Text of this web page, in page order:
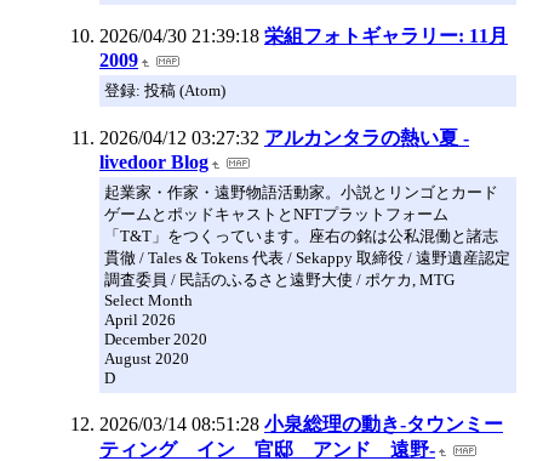
2026/04/30 21:39:18 栄組フォトギャラリー: 11月
2009
登録: 投稿 (Atom)
2026/04/12 03:27:32 アルカンタラの熱い夏 -
livedoor Blog
起業家・作家・遠野物語活動家。小説とリンゴとカード
ゲームとポッドキャストとNFTプラットフォーム
「T&T」をつくっています。座右の銘は公私混働と諸志
貫徹 / Tales & Tokens 代表 / Sekappy 取締役 / 遠野遺産認定
調査委員 / 民話のふるさと遠野大使 / ポケカ, MTG
Select Month
April 2026
December 2020
August 2020
D
2026/03/14 08:51:28 小泉総理の動き-タウンミー
ティング イン 官邸 アンド 遠野-